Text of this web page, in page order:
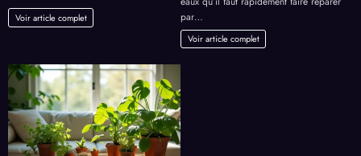
Voir article complet
par…
Voir article complet